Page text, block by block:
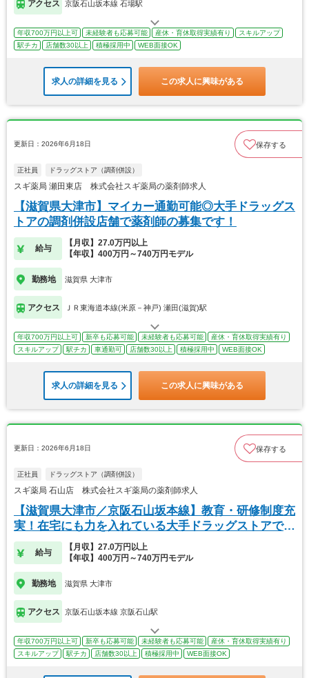
アクセス 京阪石山坂本線 石場駅
年収700万円以上可 未経験者も応募可能 産休・育休取得実績有り
スキルアップ
駅チカ
店舗数30以上 積極採用中 WEB面接OK
求人の詳細を見る この求人に興味がある
更新日：2026年6月18日 保存する
正社員 ドラッグストア（調剤併設）
スギ薬局 瀬田東店 株式会社スギ薬局の薬剤師求人
【滋賀県大津市】マイカー通勤可能◎大手ドラッグス
トアの調剤併設店舗で薬剤師の募集です！
給与
【月収】27.0万円以上
【年収】400万円～740万円モデル
勤務地 滋賀県 大津市
アクセス ＪＲ東海道本線(米原－神戸) 瀬田(滋賀)駅
年収700万円以上可 新卒も応募可能 未経験者も応募可能
産休・育休取得実績有り
スキルアップ
駅チカ 車通勤可 店舗数30以上 積極採用中 WEB面接OK
求人の詳細を見る この求人に興味がある
更新日：2026年6月18日 保存する
正社員 ドラッグストア（調剤併設）
スギ薬局 石山店 株式会社スギ薬局の薬剤師求人
【滋賀県大津市／京阪石山坂本線】教育・研修制度充
実！在宅にも力を入れている大手ドラッグストアで
す！
給与
【月収】27.0万円以上
【年収】400万円～740万円モデル
勤務地 滋賀県 大津市
アクセス 京阪石山坂本線 京阪石山駅
年収700万円以上可 新卒も応募可能 未経験者も応募可能
産休・育休取得実績有り
スキルアップ
駅チカ 店舗数30以上 積極採用中 WEB面接OK